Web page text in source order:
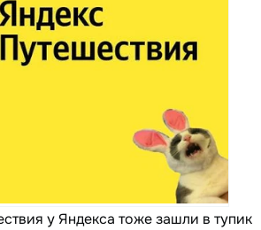
у Яндекса тоже зашли в тупик